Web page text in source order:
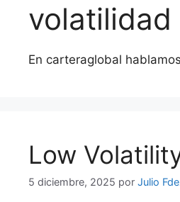
volatilidad
En carteraglobal
Low
5 diciembre, 2025 por Julio